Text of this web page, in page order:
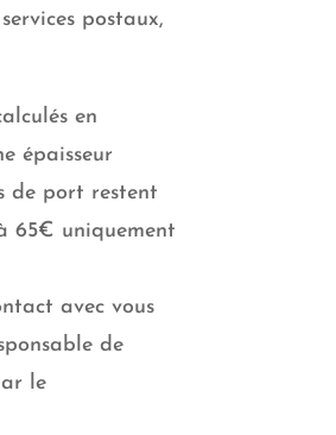
postaux,
en
épaisseur
de port restent
65€ uniquement
avec vous
de
le